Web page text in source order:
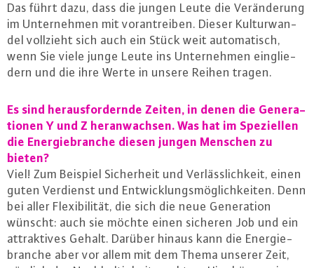
Das führt dazu, dass die jungen Leute die Ver­än­de­rung
im Un­ter­neh­men mit vor­an­trei­ben. Dieser Kul­tur­wan­
del vollzieht sich auch ein Stück weit au­to­ma­tisch,
wenn Sie viele junge Leute ins Un­ter­neh­men ein­glie­
dern und die ihre Werte in unsere Reihen tragen.
Es sind her­aus­for­dern­de Zeiten, in denen die Ge­ne­ra­
tio­nen Y und Z her­an­wach­sen. Was hat im Spe­zi­el­len
die En­er­gie­bran­che diesen jungen Menschen zu
bieten?
Viel! Zum Beispiel Si­cher­heit und Ver­läss­lich­keit, einen
guten Verdienst und Ent­wick­lungs­mög­lich­kei­ten. Denn
bei aller Fle­xi­bi­li­tät, die sich die neue Ge­ne­ra­ti­on
wünscht: auch sie möchte einen sicheren Job und ein
at­trak­ti­ves Gehalt. Darüber hinaus kann die En­er­gie­
bran­che aber vor allem mit dem Thema unserer Zeit,